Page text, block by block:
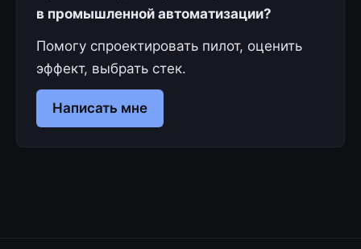
в промышленной автоматизации?
Помогу спроектировать пилот, оценить
эффект, выбрать стек.
Написать мне